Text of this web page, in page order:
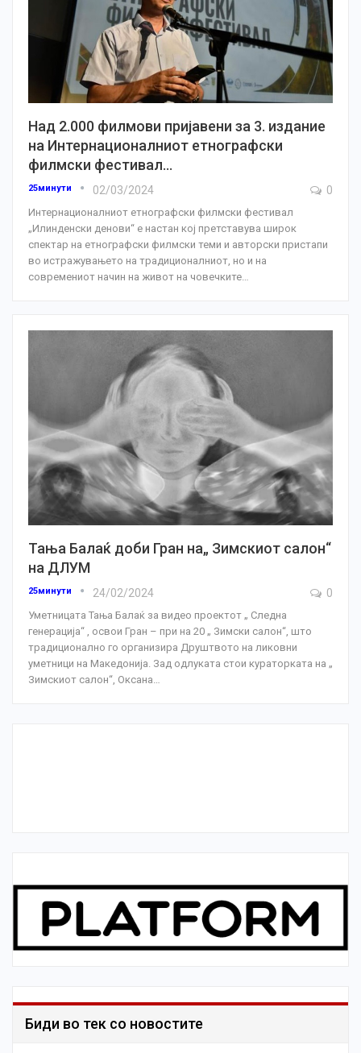
Над 2.000 филмови пријавени за 3. издание
на Интернационалниот етнографски
филмски фестивал…
25минути 02/03/2024 0
Интернационалниот етнографски филмски фестивал
„Илинденски денови“ е настан кој претставува широк
спектар на етнографски филмски теми и авторски пристапи
во истражувањето на традиционалниот, но и на
современиот начин на живот на човечките
Тања Балаќ доби Гран на„ Зимскиот салон“
на ДЛУМ
25минути 24/02/2024 0
Уметницата Тања Балаќ за видео проектот „ Следна
генерација“ , освои Гран – при на 20 „ Зимски салон“, што
традиционално го организира Друштвото на ликовни
уметници на Македонија. Зад одлуката стои кураторката на „
Зимскиот салон“, Оксана
Биди во тек со новостите